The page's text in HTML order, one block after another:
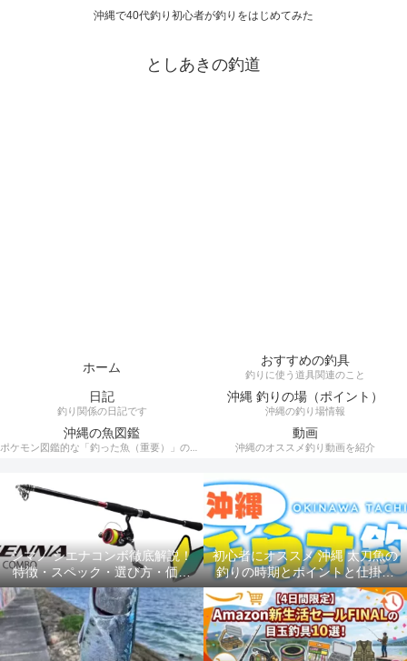
沖縄で40代釣り初心者が釣りをはじめてみた
としあきの釣道
ホーム おすすめの釣具
釣りに使う道具関連のこと
日記
釣り関係の日記です
沖縄 釣りの場（ポイント）
沖縄の釣り場情報
沖縄の魚図鑑
ポケモン図鑑的な「釣った魚（重要）」の記録。
動画
沖縄のオススメ釣り動画を紹介
シマノ シエナコンボ徹底解説！
特徴・スペック・選び方・価格
を完全網羅
初心者にオススメ 沖縄 太刀魚の
釣りの時期とポイントと仕掛け
ルアー釣り